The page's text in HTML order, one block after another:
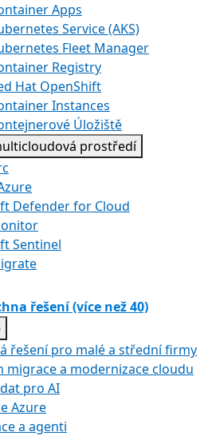
Apps
Service (AKS)
Fleet Manager
Registry
Hat OpenShift
Instances​
Úložiště
prostředí
Defender for Cloud
Sentinel
řešení (více než 40)
řešení pro malé a střední firmy
migrace a modernizace cloudu
pro AI
Azure
a agenti